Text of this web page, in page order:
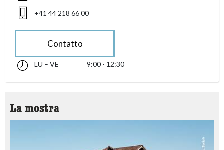
+41 44 218 66 00
Contatto
accessibility.sr-only.opening_hours
lunedì fino alle venerdì 09:00 - 12:30
LU – VE 9:00 - 12:30
La mostra